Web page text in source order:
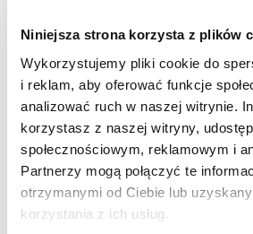
Niniejsza strona korzysta z plików
Wykorzystujemy pliki cookie do
i reklam, aby oferować funkcje
analizować ruch w naszej witrynie.
korzystasz z naszej witryny,
społecznościowym, reklamowym i
Partnerzy mogą połączyć te
otrzymanymi od Ciebie lub
korzystania z ich usług.
Supp
orted
fleet
cards
Andamur
DKV
Fuel
Discount
E100
EUROWA
G
CRT
Partner
ional
servi
ces